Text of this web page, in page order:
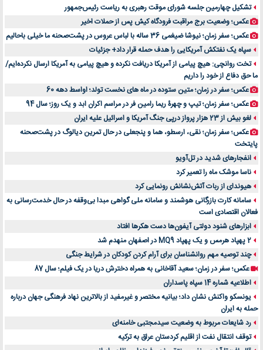
راهنمای جامع بهترین کفش ورزشی برای دویدن و استفاده روزمره | بررسی ۱۲ مدل برتر
تشکیل چهارمین جلسه شورای موقت رهبری به ریاست رئیس‌جمهور
عکس؛ وضعیت برج مراقبت فرودگاه کیش پس از حملات اخیر
عکس؛ سفر زمان؛ نیوشا ضیغمی 36 ساله با لباس عروس در پشت‌صحنه ما خیلی باحالیم
سپاه یک نفتکش آمریکایی را هدف حمله قرار داد+ جزئیات
تخت روانچی: هیچ پیامی از آمریکا دریافت نکرده و هیچ پیامی به آمریکا ارسال نکرده‌ایم/
ما حق دفاع از خود را داریم
عکس؛ سفر در زمان؛ متین ستوده در ماه های نخست تولد؛ اواسط دهه 60
عکس؛ سفر زمان؛ تیپ و چهرۀ ریما رامین فر در مراسم اکران ابد و یک روز؛ سال 94
لغو بیش از 23 هزار پرواز درپی جنگ آمریکا و اسرائیل علیه ایران
عکس؛ سفر زمان؛ نقی، ارسطو، هما و پنجعلی در حال تمرین دیالوگ در پشت‌صحنه
پایتخت
انفجارهای شدید در تل‌آویو
ناسا موشک ماه را تعمیر کرد
هیوندای از ربات آتش‌نشانش رونمایی کرد
سامانه کارت بازرگانی هوشمند و سامانه ملی گواهی مبدا بی‌وقفه در حال خدمت‌رسانی به
فعالان اقتصادی است
ابزارهای شنود دولتی آیفون‌ها دست هکرها افتاد
2 پهپاد هرمس و یک پهپاد MQ9 در اصفهان منهدم شد
چند توصیه مهم روانشناسان برای آرام کردن کودکان در شرایط جنگی
عکس؛ سفر در زمان؛ سعید آقاخانی به همراه دخترش دریا در یک فیلم؛ سال 87
اطلاعیه شماره 14 سپاه پاسداران
یونسکو واکنش نشان داد؛ بیانیه مختصر و غیرمفید از بالاترین نهاد فرهنگی جهان درباره
حمله به ایران
رد شایعات مربوط به وضعیت سیدمجتبی خامنه‌ای
توقف انتقال نفت از اقلیم کردستان عراق به ترکیه